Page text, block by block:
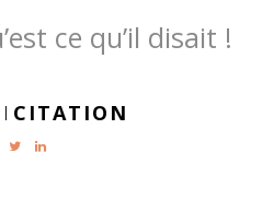
ce qu’il disait !
| CITATION